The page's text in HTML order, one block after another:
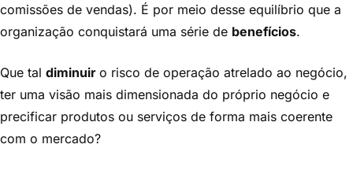
comissões de vendas). É por meio desse equilíbrio que a
organização conquistará uma série de benefícios.
Que tal diminuir o risco de operação atrelado ao negócio,
ter uma visão mais dimensionada do próprio negócio e
precificar produtos ou serviços de forma mais coerente
com o mercado?